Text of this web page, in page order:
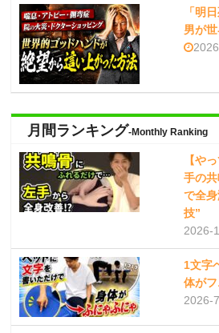
「明
男が
月間ランキング-Monthly Ranking
【や
手の
で全
技”
2026-
1文字
体が
2026-